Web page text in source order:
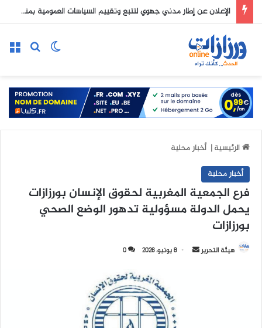
الإعلان عن إطار مدني جهوي لتتبع وتقييم السياسات العمومية بمنظور النوع الاجتماعي
بحث
الوضع المظلم
الرئيسية| أخبار محلية
أخبار محلية
فرع الجمعية المغربية لحقوق الإنسان بورزازات
يحمل الدولة مسؤولية تدهور الوضع الصحي
بورزازات
هيئة التحرير 8 يونيو، 2026 0